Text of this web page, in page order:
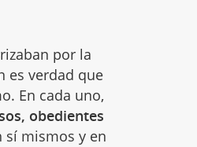
por la
es verdad que
En cada uno,
obedientes
sí mismos y en